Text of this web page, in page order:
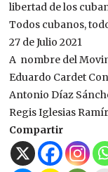
libertad de los
Todos cubanos,
27 de Julio 2021
A nombre del
Eduardo Cardet
Antonio Díaz
Regis Iglesias
Compartir